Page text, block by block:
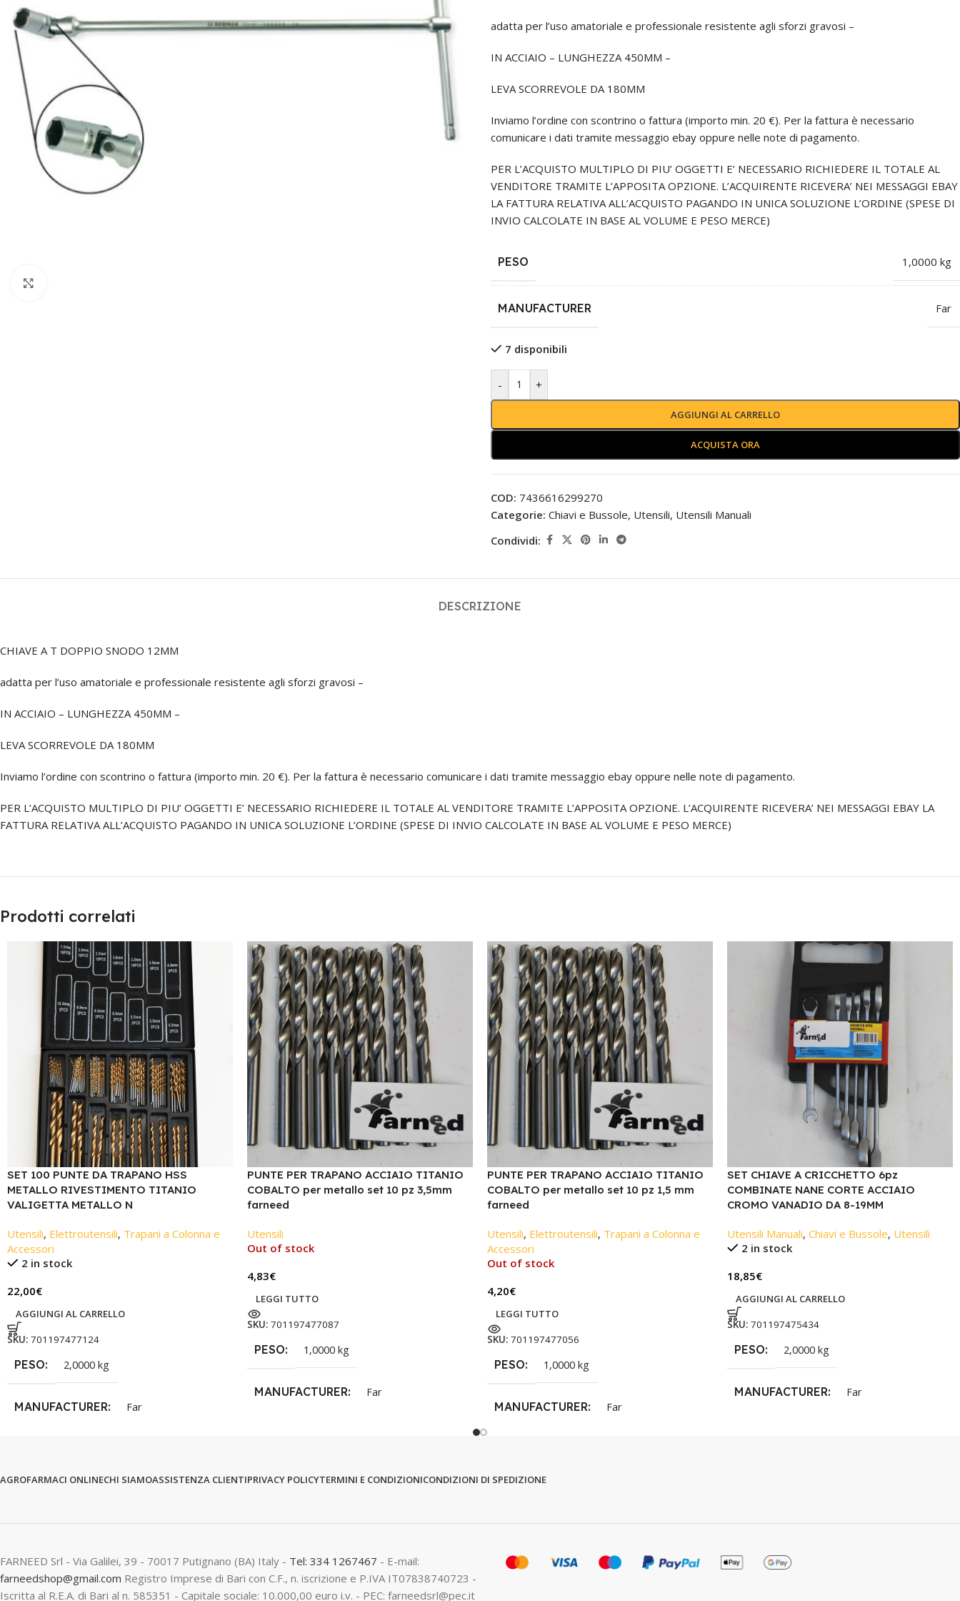
adatta per l’uso amatoriale e professionale resistente agli sforzi gravosi –
IN ACCIAIO – LUNGHEZZA 450MM –
LEVA SCORREVOLE DA 180MM
Inviamo l’ordine con scontrino o fattura (importo min. 20 €). Per la fattura è necessario
comunicare i dati tramite messaggio ebay oppure nelle note di pagamento.
PER L’ACQUISTO MULTIPLO DI PIU’ OGGETTI E’ NECESSARIO RICHIEDERE IL TOTALE AL
VENDITORE TRAMITE L’APPOSITA OPZIONE. L’ACQUIRENTE RICEVERA’ NEI MESSAGGI EBAY
LA FATTURA RELATIVA ALL’ACQUISTO PAGANDO IN UNICA SOLUZIONE L’ORDINE (SPESE DI
INVIO CALCOLATE IN BASE AL VOLUME E PESO MERCE)
PESO 1,0000 kg
MANUFACTURER Far
7 disponibili
- +
AGGIUNGI AL CARRELLO
ACQUISTA ORA
COD: 7436616299270
Categorie: Chiavi e Bussole, Utensili, Utensili Manuali
Condividi:
DESCRIZIONE
CHIAVE A T DOPPIO SNODO 12MM
adatta per l’uso amatoriale e professionale resistente agli sforzi gravosi –
IN ACCIAIO – LUNGHEZZA 450MM –
LEVA SCORREVOLE DA 180MM
Inviamo l’ordine con scontrino o fattura (importo min. 20 €). Per la fattura è necessario comunicare i dati tramite messaggio ebay oppure nelle note di pagamento.
PER L’ACQUISTO MULTIPLO DI PIU’ OGGETTI E’ NECESSARIO RICHIEDERE IL TOTALE AL VENDITORE TRAMITE L’APPOSITA OPZIONE. L’ACQUIRENTE RICEVERA’ NEI MESSAGGI EBAY LA
FATTURA RELATIVA ALL’ACQUISTO PAGANDO IN UNICA SOLUZIONE L’ORDINE (SPESE DI INVIO CALCOLATE IN BASE AL VOLUME E PESO MERCE)
Prodotti correlati
SET 100 PUNTE DA TRAPANO HSS
METALLO RIVESTIMENTO TITANIO
VALIGETTA METALLO N
Utensili, Elettroutensili, Trapani a Colonna e
Accessori
2 in stock
22,00€
AGGIUNGI AL CARRELLO
SKU: 701197477124
PESO 2,0000 kg
MANUFACTURER Far
PUNTE PER TRAPANO ACCIAIO TITANIO
COBALTO per metallo set 10 pz 3,5mm
farneed
Utensili
Out of stock
4,83€
LEGGI TUTTO
SKU: 701197477087
PESO 1,0000 kg
MANUFACTURER Far
PUNTE PER TRAPANO ACCIAIO TITANIO
COBALTO per metallo set 10 pz 1,5 mm
farneed
Utensili, Elettroutensili, Trapani a Colonna e
Accessori
Out of stock
4,20€
LEGGI TUTTO
SKU: 701197477056
PESO 1,0000 kg
MANUFACTURER Far
SET CHIAVE A CRICCHETTO 6pz
COMBINATE NANE CORTE ACCIAIO
CROMO VANADIO DA 8-19MM
Utensili Manuali, Chiavi e Bussole, Utensili
2 in stock
18,85€
AGGIUNGI AL CARRELLO
SKU: 701197475434
PESO 2,0000 kg
MANUFACTURER Far
AGROFARMACI ONLINECHI SIAMOASSISTENZA CLIENTIPRIVACY POLICYTERMINI E CONDIZIONICONDIZIONI DI SPEDIZIONE
FARNEED Srl - Via Galilei, 39 - 70017 Putignano (BA) Italy - Tel: 334 1267467 - E-mail:
farneedshop@gmail.com Registro Imprese di Bari con C.F., n. iscrizione e P.IVA IT07838740723 -
Iscritta al R.E.A. di Bari al n. 585351 - Capitale sociale: 10.000,00 euro i.v. - PEC: farneedsrl@pec.it